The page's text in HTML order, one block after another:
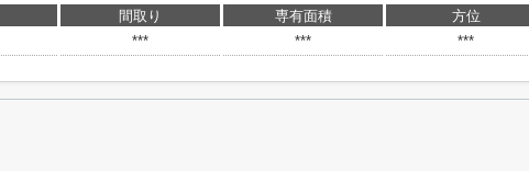
間取り 専有面積 方位
*** *** ***